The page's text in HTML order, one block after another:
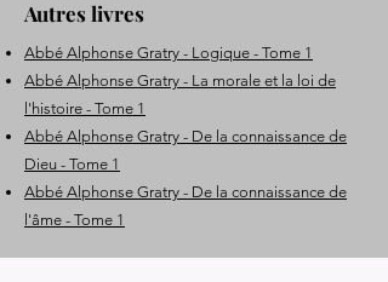
Autres livres
Abbé Alphonse Gratry - Logique - Tome 1
Abbé Alphonse Gratry - La morale et la loi de
l'histoire - Tome 1
Abbé Alphonse Gratry - De la connaissance de
Dieu - Tome 1
Abbé Alphonse Gratry - De la connaissance de
l'âme - Tome 1